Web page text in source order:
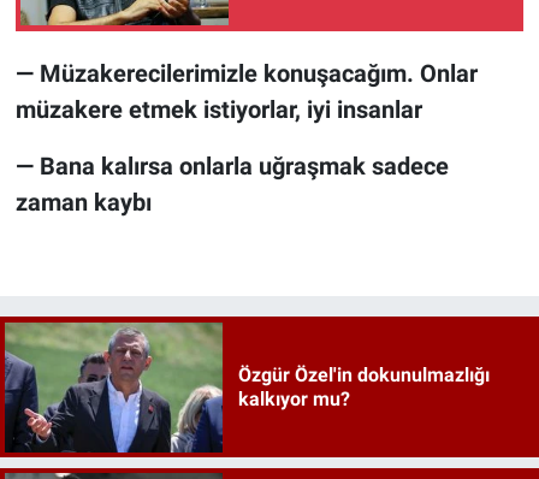
— Müzakerecilerimizle konuşacağım. Onlar
müzakere etmek istiyorlar, iyi insanlar
— Bana kalırsa onlarla uğraşmak sadece
zaman kaybı
Özgür Özel'in dokunulmazlığı
kalkıyor mu?